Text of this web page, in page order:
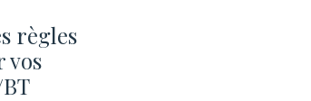
règles
vos